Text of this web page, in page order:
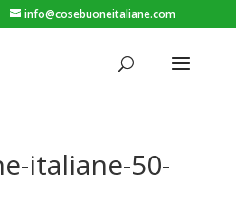
info@cosebuoneitaliane.com
italiane-50-